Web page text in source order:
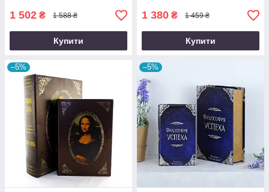
1 502 ₴ 1 588 ₴
Купити
1 380 ₴ 1 459 ₴
Купити
–5% –5%